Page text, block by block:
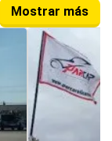
Mostrar más